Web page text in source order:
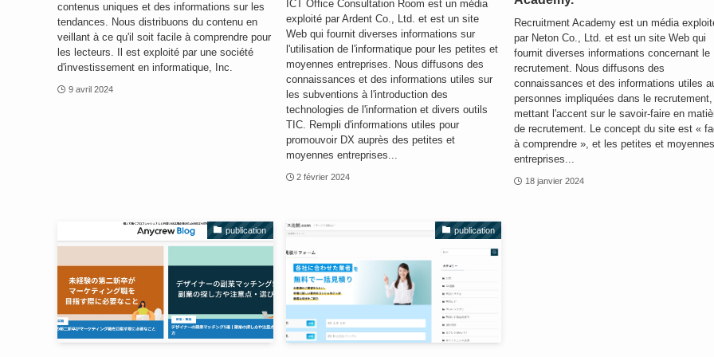
contenus uniques et des informations sur les
tendances. Nous distribuons du contenu en
veillant à ce qu'il soit facile à comprendre pour
les lecteurs. Il est exploité par une société
d'investissement en informatique, Inc.
9 avril 2024
ICT Office Consultation Room est un média
exploité par Ardent Co., Ltd. et est un site
Web qui fournit diverses informations sur
l'utilisation de l'informatique pour les petites et
moyennes entreprises. Nous diffusons des
connaissances et des informations utiles sur
les subventions à l'introduction des
technologies de l'information et divers outils
TIC. Rempli d'informations utiles pour
promouvoir DX auprès des petites et
moyennes entreprises...
2 février 2024
Recruitment Academy est un média
par Neton Co., Ltd. et est un site Web qui
fournit diverses informations concernant le
recrutement. Nous diffusons des
connaissances et des informations utiles
personnes impliquées dans le
mettant l'accent sur le savoir-faire en
de recrutement. Le concept du site est «
à comprendre », et les petites et moyennes
entreprises...
18 janvier 2024
publication publication